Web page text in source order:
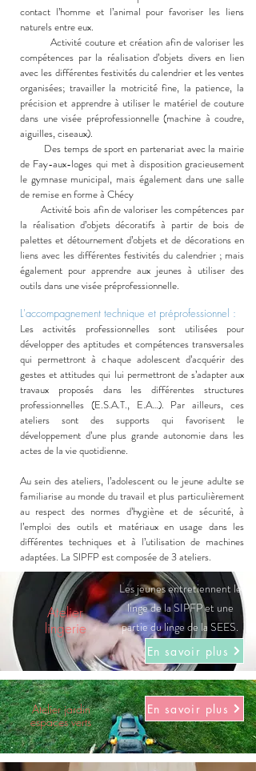
contact l’homme et l’animal pour favoriser les liens
naturels entre eux.
Activité couture et création afin de valoriser les
compétences par la réalisation d’objets divers en lien
avec les différentes festivités du calendrier et les ventes
organisées; travailler la motricité fine, la patience, la
précision et apprendre à utiliser le matériel de couture
dans une visée préprofessionnelle (machine à coudre,
aiguilles, ciseaux).
Des temps de sport en partenariat avec la mairie
de Fay-aux-loges qui met à disposition gracieusement
le gymnase municipal, mais également dans une salle
de remise en forme à Chécy
Activité bois afin de valoriser les compétences par
la réalisation d’objets décoratifs à partir de bois de
palettes et détournement d’objets et de décorations en
liens avec les différentes festivités du calendrier ; mais
également pour apprendre aux jeunes à utiliser des
outils dans une visée préprofessionnelle.
L'accompagnement technique et préprofessionnel :
Les activités professionnelles sont utilisées pour
développer des aptitudes et compétences transversales
qui permettront à chaque adolescent d’acquérir des
gestes et attitudes qui lui permettront de s’adapter aux
travaux proposés dans les différentes structures
professionnelles (E.S.A.T., E.A…). Par ailleurs, ces
ateliers sont des supports qui favorisent le
développement d’une plus grande autonomie dans les
actes de la vie quotidienne.
Au sein des ateliers, l’adolescent ou le jeune adulte se
familiarise au monde du travail et plus particulièrement
au respect des normes d’hygiène et de sécurité, à
l’emploi des outils et matériaux en usage dans les
différentes techniques et à l’utilisation de machines
adaptées. La SIPFP est composée de 3 ateliers.
Les jeunes entretiennent le
linge de la SIPFP et une
partie du linge de la SEES.
En savoir plus
Atelier
lingerie
En savoir plus
Atelier jardin
espaces verts